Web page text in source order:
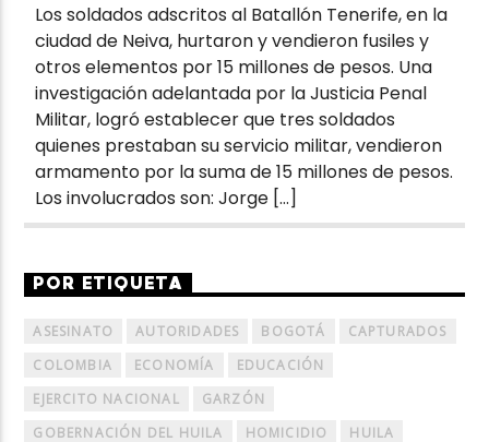
Los soldados adscritos al Batallón Tenerife, en la
ciudad de Neiva, hurtaron y vendieron fusiles y
otros elementos por 15 millones de pesos. Una
investigación adelantada por la Justicia Penal
Militar, logró establecer que tres soldados
quienes prestaban su servicio militar, vendieron
armamento por la suma de 15 millones de pesos.
Los involucrados son: Jorge […]
POR ETIQUETA
ASESINATO AUTORIDADES BOGOTÁ
CAPTURADOS
COLOMBIA
ECONOMÍA
EDUCACIÓN
EJERCITO NACIONAL
GARZÓN
GOBERNACIÓN DEL HUILA
HOMICIDIO
HUILA